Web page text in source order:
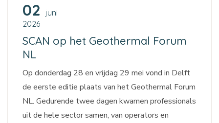
02
juni
2026
SCAN op het Geothermal Forum
NL
Op donderdag 28 en vrijdag 29 mei vond in Delft
de eerste editie plaats van het Geothermal Forum
NL. Gedurende twee dagen kwamen professionals
uit de hele sector samen, van operators en